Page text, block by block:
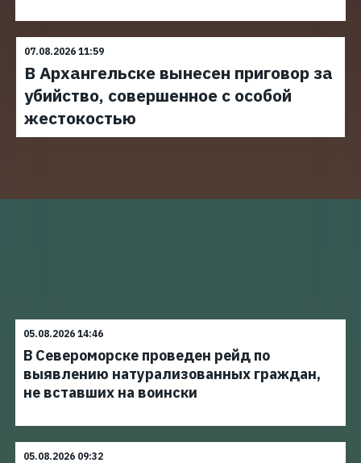
07.08.2026 11:59
В Архангельске вынесен приговор за
убийство, совершенное с особой
жестокостью
05.08.2026 14:46
В Североморске проведен рейд по
выявлению натурализованных граждан,
не вставших на воински
05.08.2026 09:32